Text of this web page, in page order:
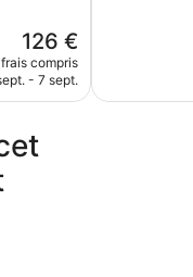
Le
nouveau
prix
126 €
126 €
compris
- 7 sept.